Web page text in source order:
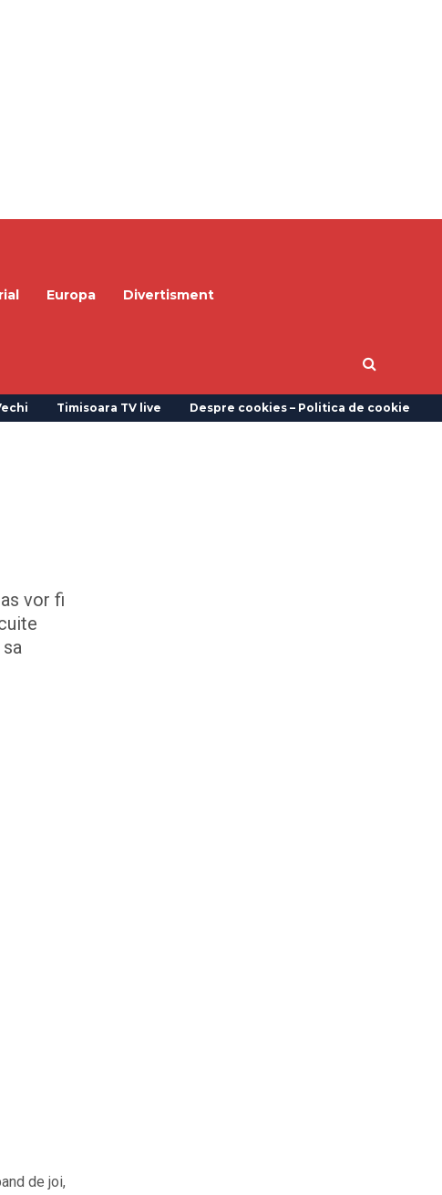
Europa
Divertisment
Timisoara TV live Despre cookies – Politica de cookie
vor fi
de joi,